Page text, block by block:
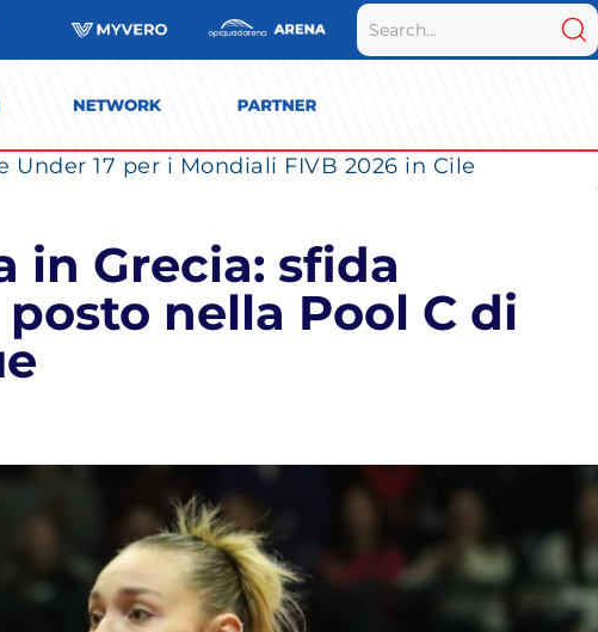
17 per i Mondiali FIVB 2026 in Cile
in Grecia: sfida
nella Pool C di